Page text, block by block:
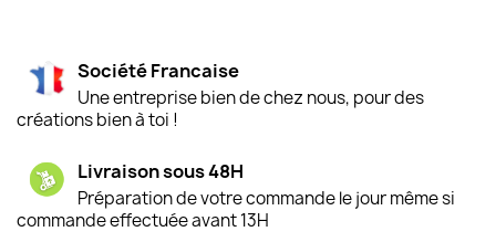
Société Francaise
Une entreprise bien de chez nous, pour des
créations bien à toi !
Livraison sous 48H
Préparation de votre commande le jour même si
commande effectuée avant 13H